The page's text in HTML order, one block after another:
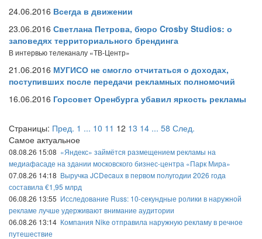
24.06.2016 Всегда в движении
23.06.2016 Светлана Петрова, бюро Crosby Studios: о
заповедях территориального брендинга
В интервью телеканалу «ТВ-Центр»
21.06.2016 МУГИСО не смогло отчитаться о доходах,
поступивших после передачи рекламных полномочий
16.06.2016 Горсовет Оренбурга убавил яркость рекламы
Страницы: Пред. 1 ... 10 11 12 13 14 ... 58 След.
Самое актуальное
08.08.26 15:08 «Яндекс» займётся размещением рекламы на
медиафасаде на здании московского бизнес-центра «Парк Мира»
07.08.26 14:18 Выручка JCDecaux в первом полугодии 2026 года
составила €1,95 млрд
06.08.26 13:55 Исследование Russ: 10-секундные ролики в наружной
рекламе лучше удерживают внимание аудитории
06.08.26 13:14 Компания Nike отправила наружную рекламу в речное
путешествие